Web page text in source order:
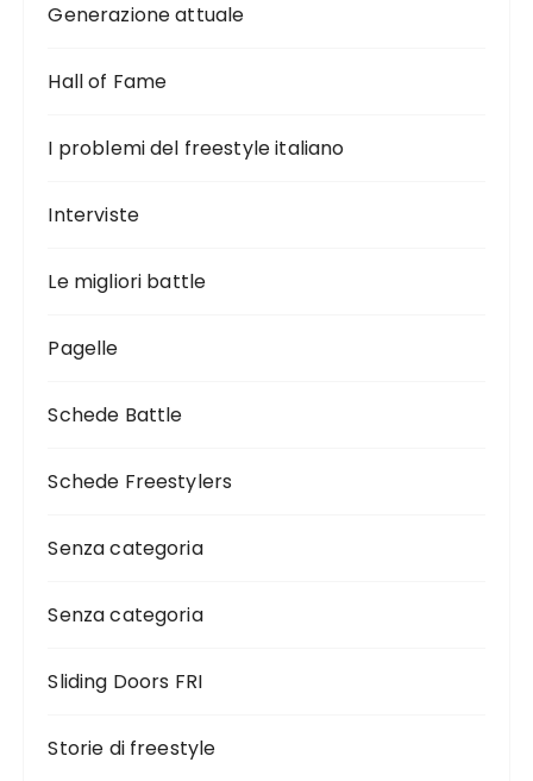
Generazione attuale
Hall of Fame
I problemi del freestyle italiano
Interviste
Le migliori battle
Pagelle
Schede Battle
Schede Freestylers
Senza categoria
Senza categoria
Sliding Doors FRI
Storie di freestyle